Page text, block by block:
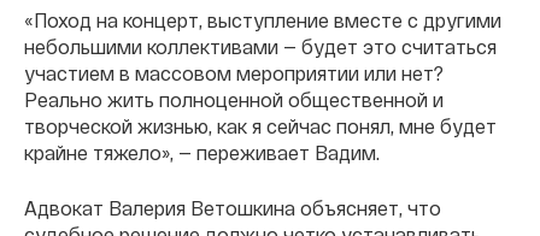
«Поход на концерт, выступление вместе с другими
небольшими коллективами — будет это считаться
участием в массовом мероприятии или нет?
Реально жить полноценной общественной и
творческой жизнью, как я сейчас понял, мне будет
крайне тяжело», — переживает Вадим.
Адвокат Валерия Ветошкина объясняет, что